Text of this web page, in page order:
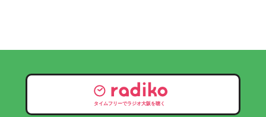
タイムフリーでラジオ大阪を聴く